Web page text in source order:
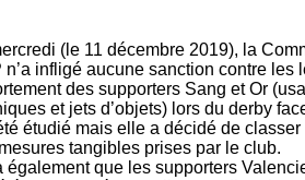
(le 11 décembre 2019), la
n’a infligé aucune sanction contre les
des supporters Sang et Or
et jets d’objets) lors du derby
étudié mais elle a décidé de
tangibles prises par le club.
également que les supporters